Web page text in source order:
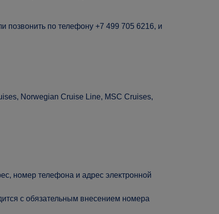
позвонить по телефону +7 499 705 6216, и
Norwegian Cruise Line, MSC Cruises,
номер телефона и адрес электронной
с обязательным внесением номера